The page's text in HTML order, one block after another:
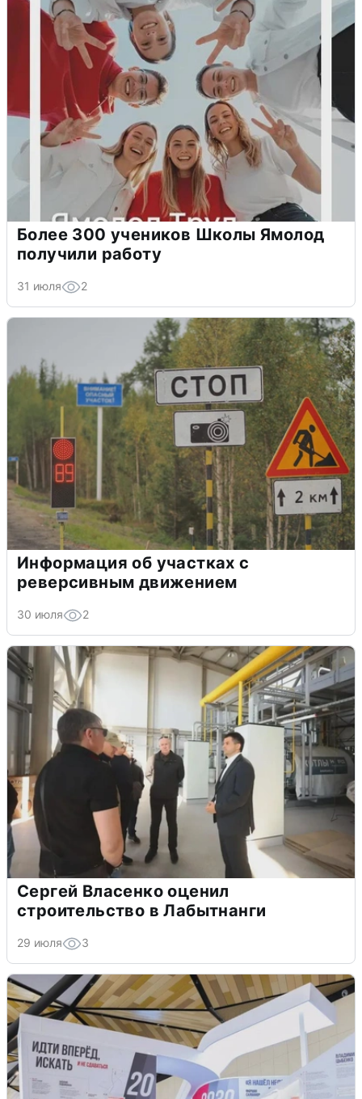
Более 300 учеников Школы Ямолод
получили работу
31 июля 2
Информация об участках с
реверсивным движением
30 июля 2
Сергей Власенко оценил
строительство в Лабытнанги
29 июля 3